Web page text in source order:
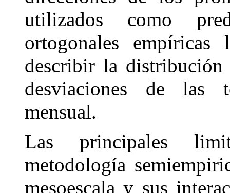
utilizados como
ortogonales
describir la distribución
desviaciones de las
mensual.
Las principales
metodología
mesoescala y sus